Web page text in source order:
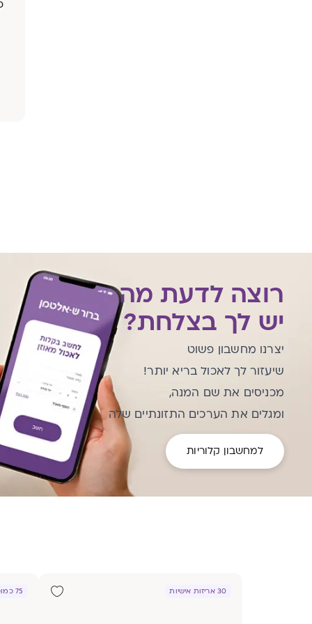
רוצה לדעת מה
יש לך בצלחת?
יצרנו מחשבון פשוט
שיעזור לך לאכול בריא יותר!
מכניסים את שם המנה,
ומגלים את הערכים התזונתיים שלה
למחשבון קלוריות
30 אריזות אישיות 75 כמוסות